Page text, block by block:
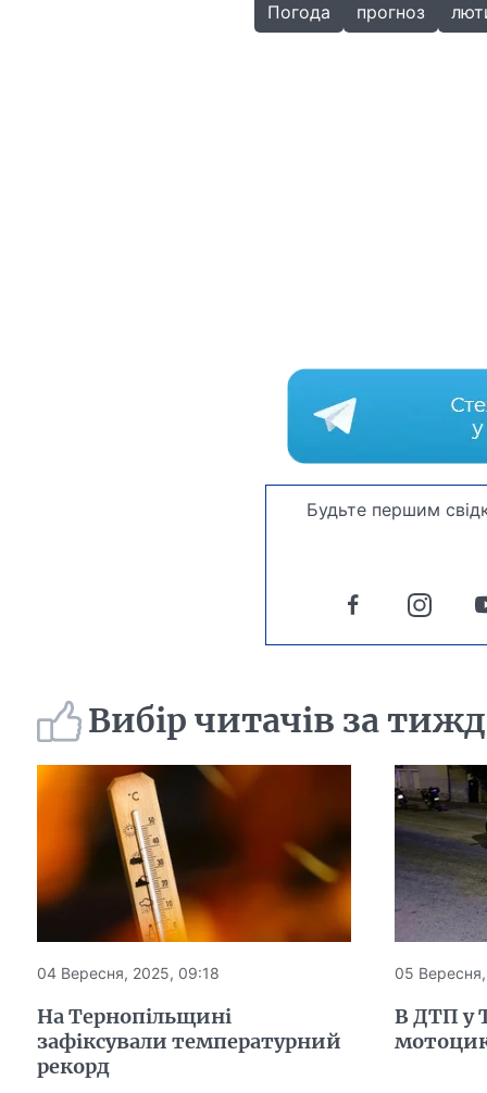
Погода прогноз
Будьте першим
Вибір читачів за
04 Вересня, 2025, 09:18
На Тернопільщині
зафіксували температурний
рекорд
05
В ДТП у